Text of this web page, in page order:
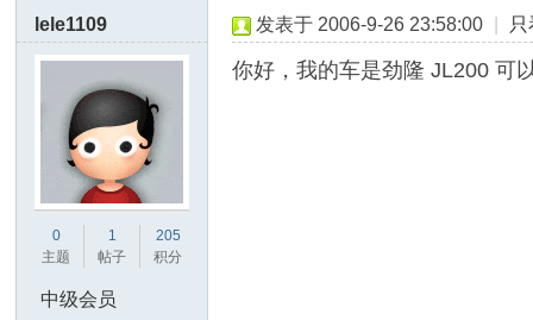
lele1109
0
主题
1
帖子
205
积分
中级会员
发表于 2006-9-26 23:58:00
你好，我的车是劲隆 JL200 可